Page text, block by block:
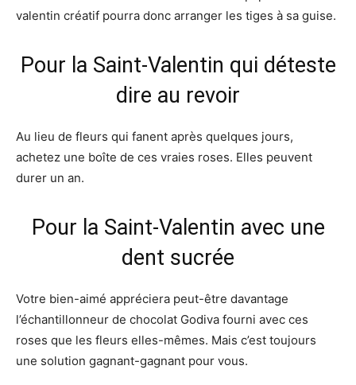
valentin créatif pourra donc arranger les tiges à sa guise.
Pour la Saint-Valentin qui déteste
dire au revoir
Au lieu de fleurs qui fanent après quelques jours,
achetez une boîte de ces vraies roses. Elles peuvent
durer un an.
Pour la Saint-Valentin avec une
dent sucrée
Votre bien-aimé appréciera peut-être davantage
l’échantillonneur de chocolat Godiva fourni avec ces
roses que les fleurs elles-mêmes. Mais c’est toujours
une solution gagnant-gagnant pour vous.